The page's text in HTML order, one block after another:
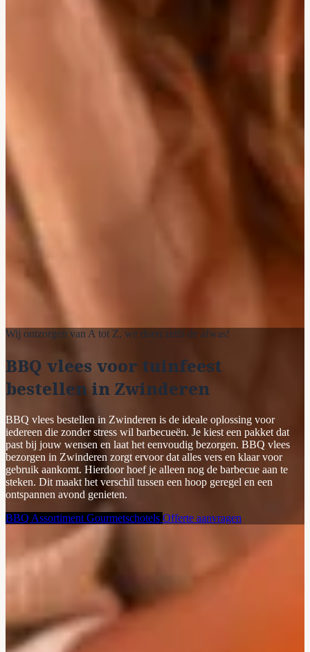
Wij ontzorgen van A tot Z, we doen zelfs de afwas!
BBQ vlees voor tuinfeest
bestellen in Zwinderen
BBQ vlees bestellen in Zwinderen is de ideale oplossing voor
iedereen die zonder stress wil barbecueën. Je kiest een pakket dat
past bij jouw wensen en laat het eenvoudig bezorgen. BBQ vlees
bezorgen in Zwinderen zorgt ervoor dat alles vers en klaar voor
gebruik aankomt. Hierdoor hoef je alleen nog de barbecue aan te
steken. Dit maakt het verschil tussen een hoop geregel en een
ontspannen avond genieten.
BBQ Assortiment Gourmetschotels Offerte aanvragen